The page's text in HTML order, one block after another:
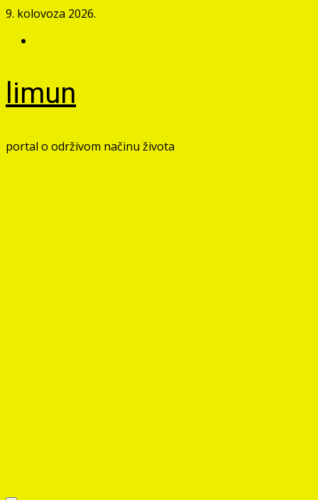
Skip
content
9. kolovoza 2026.
limun
portal o održivom načinu života